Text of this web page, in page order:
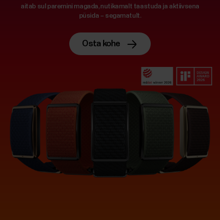
aitab sul paremini magada, nutikamalt taastuda ja aktiivsena
püsida – segamatult.
Osta kohe